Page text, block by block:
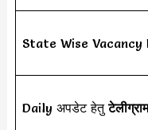
State Wise Vacancy
Daily अपडेट हेतु